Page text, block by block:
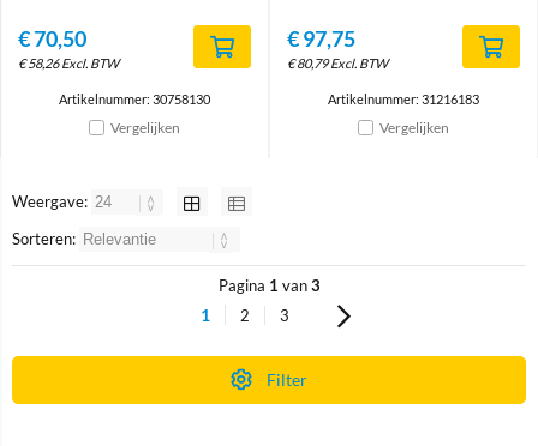
€70,50
€58,26 Excl. BTW
Artikelnummer: 30758130
Vergelijken
€97,75
€80,79 Excl. BTW
Artikelnummer: 31216183
Vergelijken
Weergave:
Sorteren:
Pagina 1 van3
1 2 3
Filter